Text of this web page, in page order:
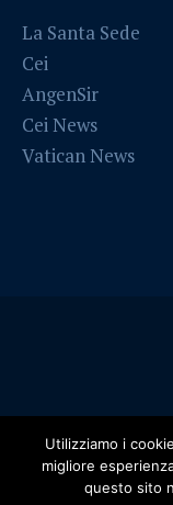
La Santa Sede
Cei
AngenSir
Cei News
Vatican News
Utilizziamo i
migliore
questo sito